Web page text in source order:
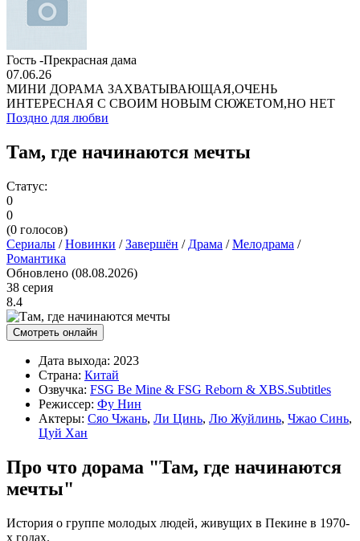
Гость -Прекрасная дама
07.06.26
МИНИ ДОРАМА ЗАХВАТЫВАЮЩАЯ,ОЧЕНЬ
ИНТЕРЕСНАЯ С СВОИМ НОВЫМ СЮЖЕТОМ,НО НЕТ
Поздно для любви
Там, где начинаются мечты
Статус:
0
0
(0 голосов)
Сериалы /Новинки /Завершён / Драма /Мелодрама /
Романтика
Обновлено (08.08.2026)
38 серия
8.4
Смотреть онлайн
Дата выхода: 2023
Страна: Китай
Озвучка: FSG Be Mine & FSG Reborn & XBS.Subtitles
Режиссер: Фу Нин
Актеры: Сяо Чжань, Ли Цинь, Лю Жуйлинь, Чжао Синь,
Цуй Хан
Про что дорама "Там, где начинаются
мечты"
История о группе молодых людей, живущих в Пекине в 1970-
х годах.